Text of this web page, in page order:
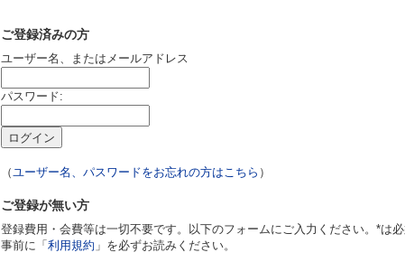
ご登録済みの方
ユーザー名、またはメールアドレス
パスワード:
（ユーザー名、パスワードをお忘れの方はこちら ）
ご登録が無い方
登録費用・会費等は一切不要です。以下のフォームにご入力ください。*は必
事前に「 利用規約 」を必ずお読みください。